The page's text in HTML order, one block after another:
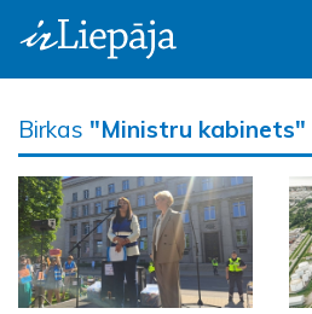
Birkas "Ministru kabinets"